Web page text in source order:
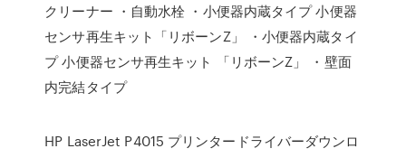
クリーナー ・自動水栓 ・小便器内蔵タイプ 小便器
センサ再生キット「リボーンZ」 ・小便器内蔵タイ
プ 小便器センサ再生キット 「リボーンZ」 ・壁面
内完結タイプ
HP LaserJet P4015 プリンタードライバーダウンロ